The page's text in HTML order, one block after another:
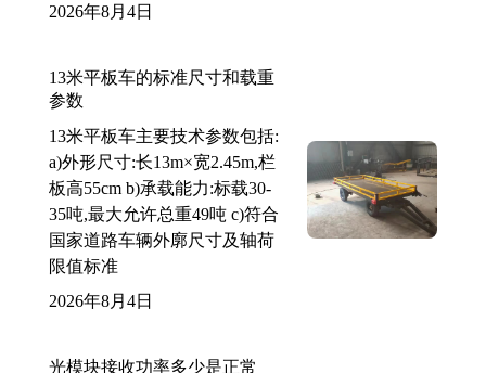
2026年8月4日
13米平板车的标准尺寸和载重
参数
13米平板车主要技术参数包括:
a)外形尺寸:长13m×宽2.45m,栏
板高55cm b)承载能力:标载30-
35吨,最大允许总重49吨 c)符合
国家道路车辆外廓尺寸及轴荷
限值标准
2026年8月4日
光模块接收功率多少是正常